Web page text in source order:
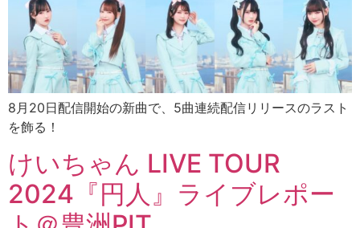
8月20日配信開始の新曲で、5曲連続配信リリースのラスト
を飾る！
けいちゃん LIVE TOUR
2024『円人』ライブレポー